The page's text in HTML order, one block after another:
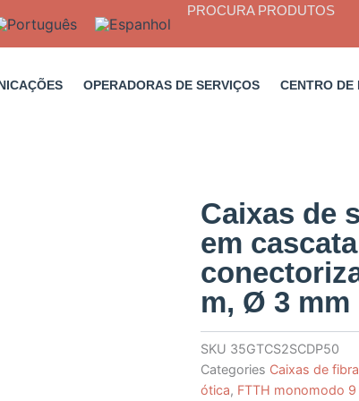
PROCURA PRODUTOS
OPERADORAS DE SERVIÇOS CENTRO DE
Caixas de
em
m, Ø 3 mm
SKU 35GTCS2SCDP50
Categories Caixas de
ótica, FTTH monomodo